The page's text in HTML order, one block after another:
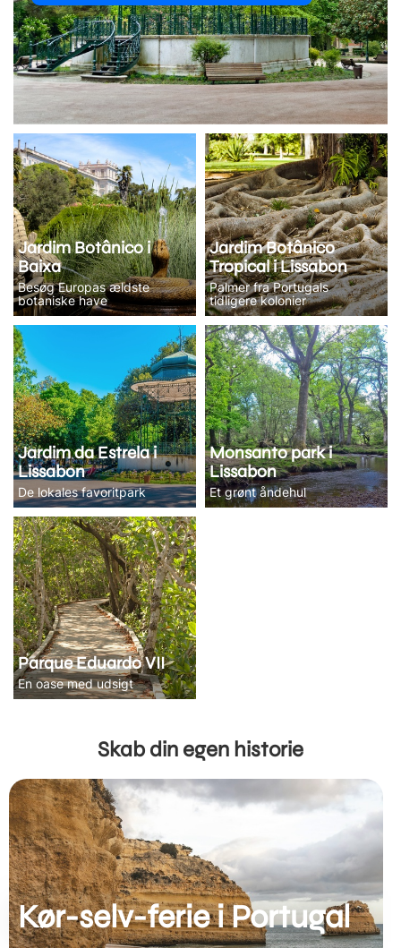
Jardim Botânico i
Baixa
Besøg Europas ældste
botaniske have
Jardim Botânico
Tropical i Lissabon
Palmer fra Portugals
tidligere kolonier
Jardim da Estrela i
Lissabon
De lokales favoritpark
Monsanto park i
Lissabon
Et grønt åndehul
Parque Eduardo VII
En oase med udsigt
Skab din egen historie
Kør-selv-ferie i Portugal